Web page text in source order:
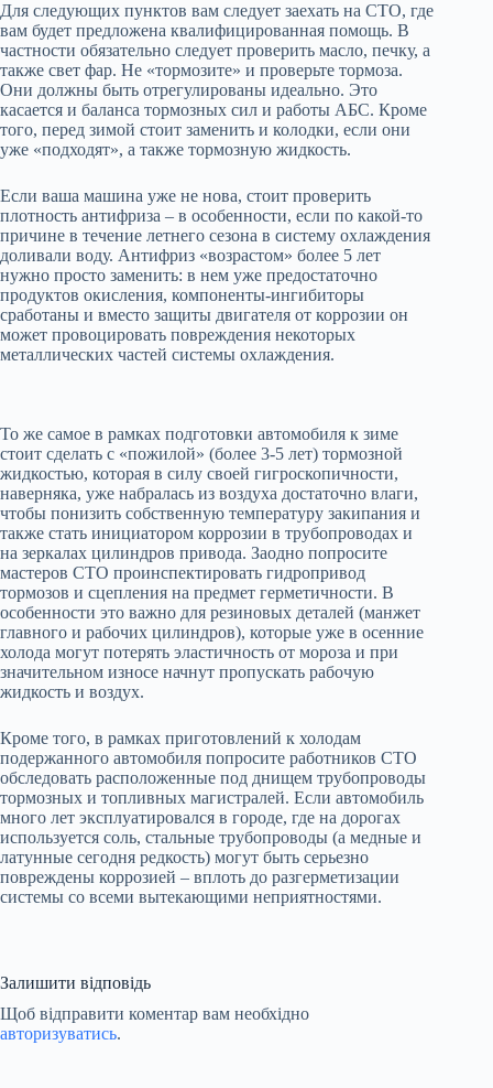
Для следующих пунктов вам следует заехать на СТО, где
вам будет предложена квалифицированная помощь. В
частности обязательно следует проверить масло, печку, а
также свет фар. Не «тормозите» и проверьте тормоза.
Они должны быть отрегулированы идеально. Это
касается и баланса тормозных сил и работы АБС. Кроме
того, перед зимой стоит заменить и колодки, если они
уже «подходят», а также тормозную жидкость.
Если ваша машина уже не нова, стоит проверить
плотность антифриза – в особенности, если по какой-то
причине в течение летнего сезона в систему охлаждения
доливали воду. Антифриз «возрастом» более 5 лет
нужно просто заменить: в нем уже предостаточно
продуктов окисления, компоненты-ингибиторы
сработаны и вместо защиты двигателя от коррозии он
может провоцировать повреждения некоторых
металлических частей системы охлаждения.
То же самое в рамках подготовки автомобиля к зиме
стоит сделать с «пожилой» (более 3-5 лет) тормозной
жидкостью, которая в силу своей гигроскопичности,
наверняка, уже набралась из воздуха достаточно влаги,
чтобы понизить собственную температуру закипания и
также стать инициатором коррозии в трубопроводах и
на зеркалах цилиндров привода. Заодно попросите
мастеров СТО проинспектировать гидропривод
тормозов и сцепления на предмет герметичности. В
особенности это важно для резиновых деталей (манжет
главного и рабочих цилиндров), которые уже в осенние
холода могут потерять эластичность от мороза и при
значительном износе начнут пропускать рабочую
жидкость и воздух.
Кроме того, в рамках приготовлений к холодам
подержанного автомобиля попросите работников СТО
обследовать расположенные под днищем трубопроводы
тормозных и топливных магистралей. Если автомобиль
много лет эксплуатировался в городе, где на дорогах
используется соль, стальные трубопроводы (а медные и
латунные сегодня редкость) могут быть серьезно
повреждены коррозией – вплоть до разгерметизации
системы со всеми вытекающими неприятностями.
Залишити відповідь
Щоб відправити коментар вам необхідно
авторизуватись.